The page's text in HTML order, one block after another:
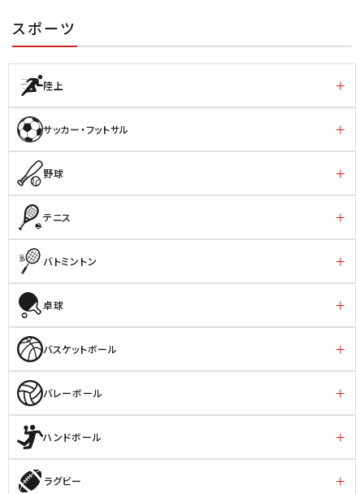
スポーツ
陸上
サッカー・フットサル
野球
テニス
バトミントン
卓球
バスケットボール
バレーボール
ハンドボール
ラグビー